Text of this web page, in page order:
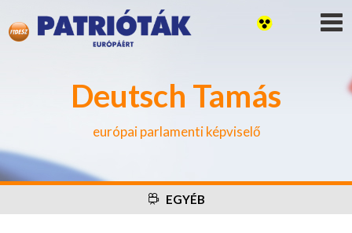
Deutsch Tamás
európai parlamenti képviselő
EGYÉB